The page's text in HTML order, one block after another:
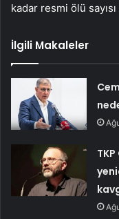
kadar resmi ölü
İlgili Makaleler